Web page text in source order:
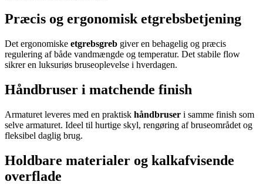
Præcis og ergonomisk etgrebsbetjening
Det ergonomiske etgrebsgreb giver en behagelig og præcis
regulering af både vandmængde og temperatur. Det stabile flow
sikrer en luksuriøs bruseoplevelse i hverdagen.
Håndbruser i matchende finish
Armaturet leveres med en praktisk håndbruser i samme finish som
selve armaturet. Ideel til hurtige skyl, rengøring af bruseområdet og
fleksibel daglig brug.
Holdbare materialer og kalkafvisende
overflade